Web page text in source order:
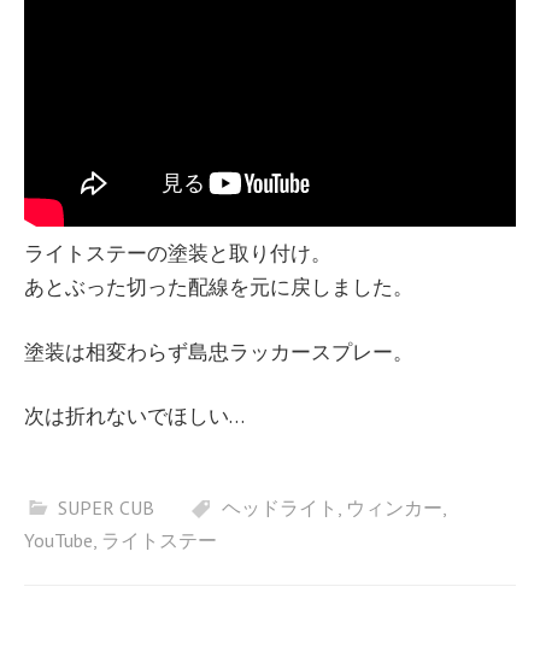
ライトステーの塗装と取り付け。
あとぶった切った配線を元に戻しました。
塗装は相変わらず島忠ラッカースプレー。
次は折れないでほしい…
SUPER CUB ヘッドライト , ウィンカー,
YouTube, ライトステー